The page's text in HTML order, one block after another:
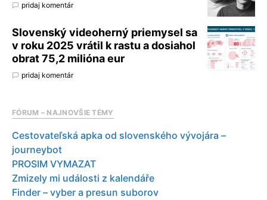
pridaj komentár
Slovenský videoherný priemysel sa
v roku 2025 vrátil k rastu a dosiahol
obrat 75,2 milióna eur
pridaj komentár
FÓRUM – NAJNOVŠIE TÉMY
Cestovateľská apka od slovenského vývojára –
journeybot
PROSIM VYMAZAT
Zmizely mi události z kalendáře
Finder – vyber a presun suborov